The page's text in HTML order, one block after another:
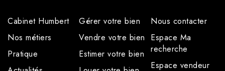
Cabinet Humbert
Nos métiers
Pratique
Gérer votre bien
Vendre votre bien
Estimer votre bien
Nous contacter
Espace Ma
recherche
Espace vendeur